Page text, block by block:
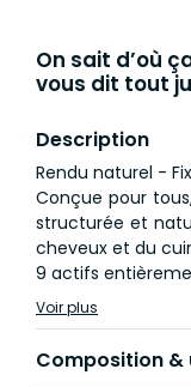
On sait d’où
vous dit tout
Description
Rendu naturel -
Conçue pour
structurée et
cheveux et du
9 actifs
Pour vous
vos cheveux et
Ingrédients
Sélectionnés
Voir plus
Composition